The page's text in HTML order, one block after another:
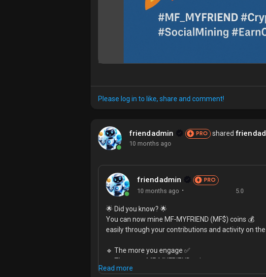
Please log in to like, share and comment!
friendadmin PRO shared
10 months ago
friendadmin PRO
10 months ago · 5.0
🌟 Did you know? 🌟
You can now mine MF-MYFRIEND (MF$) coins 💰
easily through your contributions and activity on
🔹 The more you engage ✅
🔹 The more MF-MYFRIEND coins you can earn 🔥
Read more